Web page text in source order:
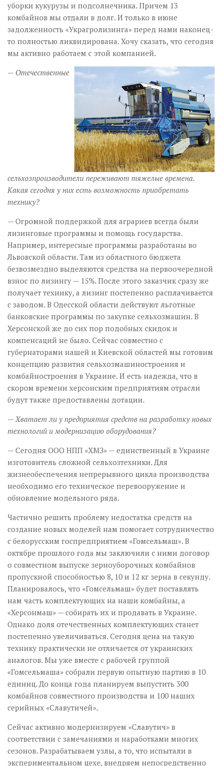
уборки кукурузы и подсолнечника. Причем 13
комбайнов мы отдали в долг. И только в июне
задолженность «Украгролизинга» перед нами наконец-
то полностью ликвидирована. Хочу сказать, что сегодня
мы активно работаем с этой компанией.
— Отечественные
сельхозпроизводители переживают тяжелые времена.
Какая сегодня у них есть возможность приобретать
технику?
— Огромной поддержкой для аграриев всегда были
лизинговые программы и помощь государства.
Например, интересные программы разработаны во
Львовской области. Там из областного бюджета
безвозмездно выделяются средства на первоочередной
взнос по лизингу — 15%. После этого заказчик сразу же
получает технику, а лизинг постепенно расплачивается
с заводом. В Одесской области действуют льготные
банковские программы по закупке сельхозмашин. В
Херсонской же до сих пор подобных скидок и
компенсаций не было. Сейчас совместно с
губернаторами нашей и Киевской областей мы готовим
концепцию развития сельхозмашиностроения и
комбайностроения в Украине. И есть надежда, что в
скором времени херсонским предприятиям отрасли
будут также предоставлены дотации.
— Хватает ли у предприятия средств на разработку новых
технологий и модернизацию оборудования?
— Сегодня ООО НПП «ХМЗ» — единственный в Украине
изготовитель сложной сельхозтехники. Для
жизнеобеспечения непрерывного цикла производства
необходимо его техническое перевооружение и
обновление модельного ряда.
Частично решить проблему недостатка средств на
создание новых моделей нам помогает сотрудничество
с белорусским гос­предприятием «Гомсельмаш». В
октябре прошлого года мы заключили с ними договор
о совместном выпуске зерноуборочных комбайнов
пропускной способностью 8, 10 и 12 кг зерна в секунду.
Планировалось, что «Гомсельмаш» будет поставлять
нам часть комплектующих на наши комбайны, а
«Херсонмаш» — собирать их и продавать в Украине.
Однако доля отечественных комплектующих станет
постепенно увеличиваться. Сегодня цена на такую
технику практически не отличается от украинских
аналогов. Мы уже вместе с рабочей группой
«Гомсельмаша» собрали первую опытную партию в 10
единиц. До конца года планируем выпустить 300
комбайнов совместного производства и 100 наших
серийных «Славутичей».
Сейчас активно модернизируем «Славутич» в
соответствии с замечаниями и наработками многих
сезонов. Разрабатываем узлы, а то, что испытали в
экспериментальном цехе, внедряем непосредственно